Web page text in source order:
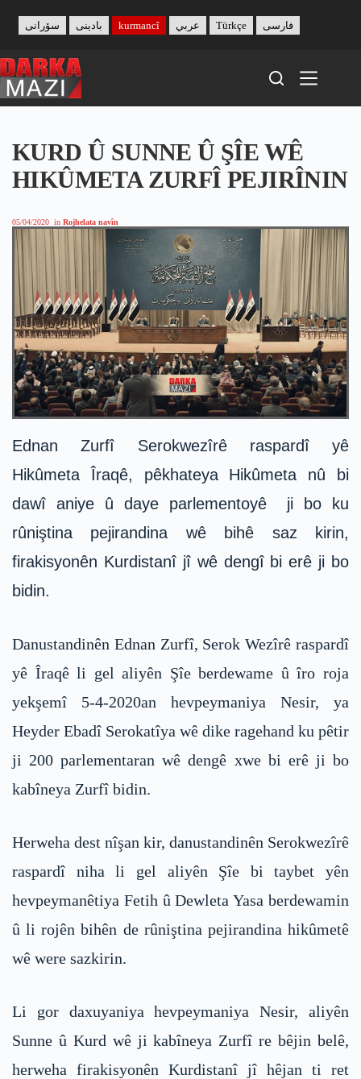
content
بادینی سۆرانی kurmancî عربي Türkçe فارسی
KURD Û SUNNE Û ŞÎE WÊ
HIKÛMETA ZURFÎ PEJIRÎNIN
05/04/2020 in Rojhelata navîn
Ednan Zurfî Serokwezîrê raspardî yê
Hikûmeta Îraqê, pêkhateya Hikûmeta nû bi
dawî aniye û daye parlementoyê ji bo ku
rûniştina pejirandina wê bihê saz kirin,
firakisyonên Kurdistanî jî wê dengî bi erê ji bo
bidin.
Danustandinên Ednan Zurfî, Serok Wezîrê raspardî
yê Îraqê li gel aliyên Şîe berdewame û îro roja
yekşemî 5-4-2020an hevpeymaniya Nesir, ya
Heyder Ebadî Serokatîya wê dike ragehand ku pêtir
ji 200 parlementaran wê dengê xwe bi erê ji bo
kabîneya Zurfî bidin.
Herweha dest nîşan kir, danustandinên Serokwezîrê
raspardî niha li gel aliyên Şîe bi taybet yên
hevpeymanêtiya Fetih û Dewleta Yasa berdewamin
û li rojên bihên de rûniştina pejirandina hikûmetê
wê were sazkirin.
Li gor daxuyaniya hevpeymaniya Nesir, aliyên
Sunne û Kurd wê ji kabîneya Zurfî re bêjin belê,
herweha firakisyonên Kurdistanî jî hêjan ti ret